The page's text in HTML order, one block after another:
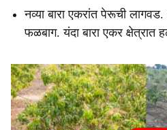
नव्या बारा एकरांत पेरूची
फळबाग. यंदा बारा एकर क्षेत्रात